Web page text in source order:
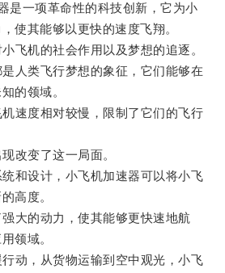
一项革命性的科技创新，它为小
使其能够以更快的速度飞翔。
机的社会作用以及梦想的追逐。
类飞行梦想的象征，它们能够在
的领域。
度相对较慢，限制了它们的飞行
变了这一局面。
设计，小飞机加速器可以将小飞
高度。
的动力，使其能够更快速地航
领域。
，从货物运输到空中观光，小飞